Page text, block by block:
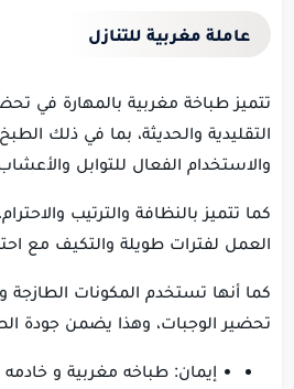
عاملة مغربية للتنازل
تتميز طباخة مغربية بالمهارة في
التقليدية والحديثة، بما في ذلك
والاستخدام الفعال للتوابل
كما تتميز بالنظافة والترتيب
العمل لفترات طويلة والتكيف مع
كما أنها تستخدم المكونات الطازجة
تحضير الوجبات، وهذا يضمن جودة
• إيمان: طباخه مغربية و خادمه